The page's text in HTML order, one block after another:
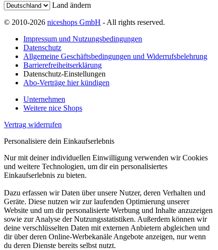
Land ändern
© 2010-2026 niceshops GmbH - All rights reserved.
Impressum und Nutzungsbedingungen
Datenschutz
Allgemeine Geschäftsbedingungen und Widerrufsbelehrung
Barrierefreiheitserklärung
Datenschutz-Einstellungen
Abo-Verträge hier kündigen
Unternehmen
Weitere nice Shops
Vertrag widerrufen
Personalisiere dein Einkaufserlebnis
Nur mit deiner individuellen Einwilligung verwenden wir Cookies
und weitere Technologien, um dir ein personalisiertes
Einkaufserlebnis zu bieten.
Dazu erfassen wir Daten über unsere Nutzer, deren Verhalten und
Geräte. Diese nutzen wir zur laufenden Optimierung unserer
Website und um dir personalisierte Werbung und Inhalte anzuzeigen
sowie zur Analyse der Nutzungsstatistiken. Außerdem können wir
deine verschlüsselten Daten mit externen Anbietern abgleichen und
dir über deren Online-Werbekanäle Angebote anzeigen, nur wenn
du deren Dienste bereits selbst nutzt.